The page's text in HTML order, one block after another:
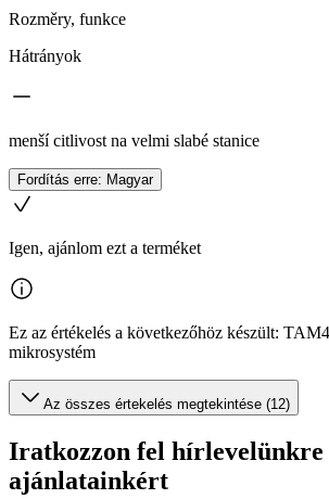
Rozměry, funkce
Hátrányok
menší citlivost na velmi slabé stanice
Fordítás erre: Magyar
Igen, ajánlom ezt a terméket
Ez az értékelés a következőhöz készült:
mikrosystém
Az összes értekelés megtekintése (12)
Iratkozzon fel hírlevelünkre
ajánlatainkért​